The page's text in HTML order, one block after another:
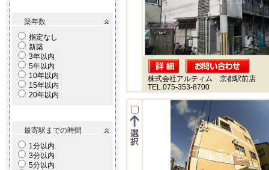
築年数
指定なし
新築
3年以内
5年以内
10年以内
15年以内
20年以内
最寄駅までの時間
1分以内
3分以内
5分以内
株式会社アルティム 京都駅前店
TEL.075-353-8700